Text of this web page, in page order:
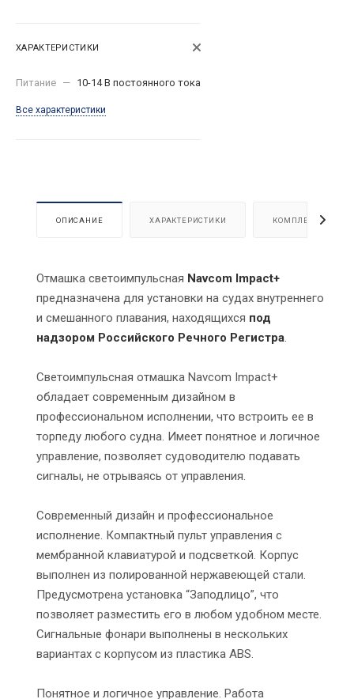
ХАРАКТЕРИСТИКИ
Питание — 10-14 В постоянного тока
Все характеристики
ОПИСАНИЕ ХАРАКТЕРИСТИКИ КОМПЛЕКТАЦИЯ
Отмашка светоимпульсная Navcom Impact+
предназначена для установки на судах внутреннего
и смешанного плавания, находящихся под
надзором Российского Речного Регистра.
Светоимпульсная отмашка Navcom Impact+
обладает современным дизайном в
профессиональном исполнении, что встроить ее в
торпеду любого судна. Имеет понятное и логичное
управление, позволяет судоводителю подавать
сигналы, не отрываясь от управления.
Современный дизайн и профессиональное
исполнение. Компактный пульт управления с
мембранной клавиатурой и подсветкой. Корпус
выполнен из полированной нержавеющей стали.
Предусмотрена установка “Заподлицо”, что
позволяет разместить его в любом удобном месте.
Сигнальные фонари выполнены в нескольких
вариантах с корпусом из пластика ABS.
Понятное и логичное управление. Работа